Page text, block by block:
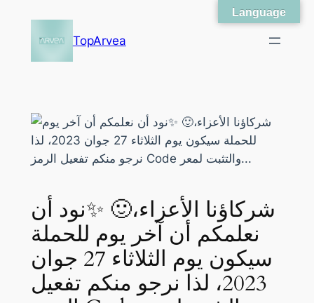
TopArvea
شركاؤنا الأعزاء،🙂 ✨نود أن
نعلمكم أن آخر يوم للحملة
سيكون يوم الثلاثاء 27 جوان
2023، لذا نرجو منكم تفعيل
Language